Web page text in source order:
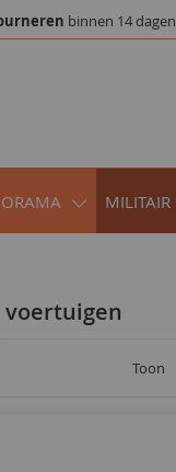
binnen 14 dagen
MILITAIR
voertuigen
Toon